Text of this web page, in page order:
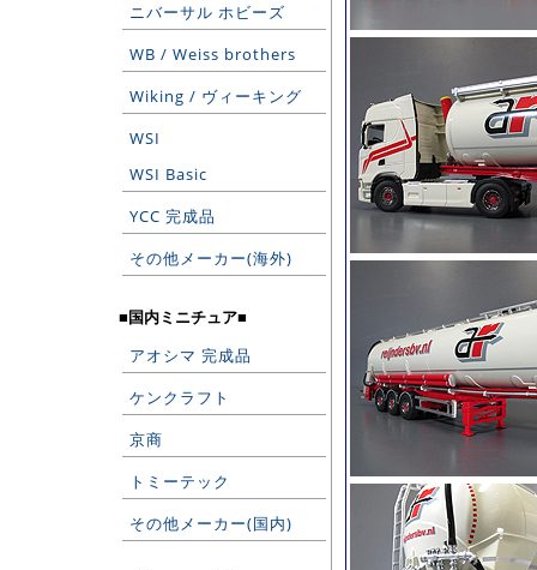
ニバーサル ホビーズ
WB / Weiss brothers
Wiking / ヴィーキング
WSI
WSI Basic
YCC 完成品
その他メーカー(海外)
■国内ミニチュア■
アオシマ 完成品
ケンクラフト
京商
トミーテック
その他メーカー(国内)